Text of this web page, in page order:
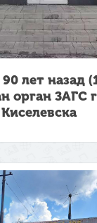
лет назад
орган ЗАГС
Киселевска